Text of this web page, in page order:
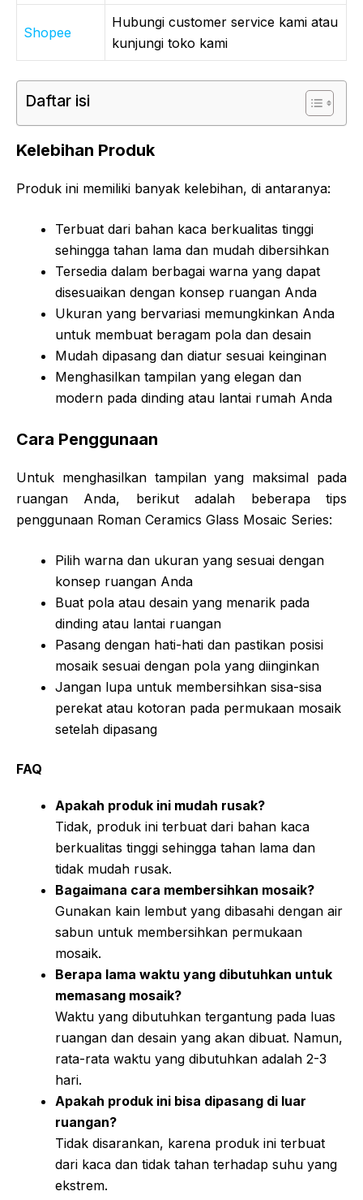
Shopee
Hubungi customer service kami atau
kunjungi toko kami
Daftar isi
Kelebihan Produk
Produk ini memiliki banyak kelebihan, di antaranya:
Terbuat dari bahan kaca berkualitas tinggi
sehingga tahan lama dan mudah dibersihkan
Tersedia dalam berbagai warna yang dapat
disesuaikan dengan konsep ruangan Anda
Ukuran yang bervariasi memungkinkan Anda
untuk membuat beragam pola dan desain
Mudah dipasang dan diatur sesuai keinginan
Menghasilkan tampilan yang elegan dan
modern pada dinding atau lantai rumah Anda
Cara Penggunaan
Untuk menghasilkan tampilan yang maksimal pada
ruangan Anda, berikut adalah beberapa tips
penggunaan Roman Ceramics Glass Mosaic Series:
Pilih warna dan ukuran yang sesuai dengan
konsep ruangan Anda
Buat pola atau desain yang menarik pada
dinding atau lantai ruangan
Pasang dengan hati-hati dan pastikan posisi
mosaik sesuai dengan pola yang diinginkan
Jangan lupa untuk membersihkan sisa-sisa
perekat atau kotoran pada permukaan mosaik
setelah dipasang
FAQ
Apakah produk ini mudah rusak?
Tidak, produk ini terbuat dari bahan kaca
berkualitas tinggi sehingga tahan lama dan
tidak mudah rusak.
Bagaimana cara membersihkan mosaik?
Gunakan kain lembut yang dibasahi dengan air
sabun untuk membersihkan permukaan
mosaik.
Berapa lama waktu yang dibutuhkan untuk
memasang mosaik?
Waktu yang dibutuhkan tergantung pada luas
ruangan dan desain yang akan dibuat. Namun,
rata-rata waktu yang dibutuhkan adalah 2-3
hari.
Apakah produk ini bisa dipasang di luar
ruangan?
Tidak disarankan, karena produk ini terbuat
dari kaca dan tidak tahan terhadap suhu yang
ekstrem.